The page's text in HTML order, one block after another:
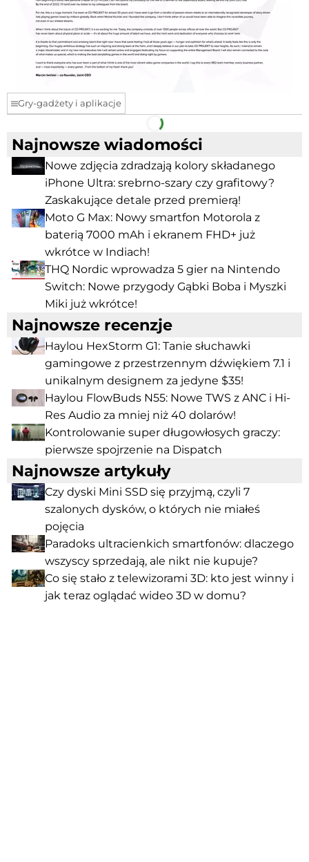
Gry-gadżety i aplikacje
Facebook Telegram
Najnowsze wiadomości
Nowe zdjęcia zdradzają kolory składanego
iPhone Ultra: srebrno-szary czy grafitowy?
Zaskakujące detale przed premierą!
Moto G Max: Nowy smartfon Motorola z
baterią 7000 mAh i ekranem FHD+ już
wkrótce w Indiach!
THQ Nordic wprowadza 5 gier na Nintendo
Switch: Nowe przygody Gąbki Boba i Myszki
Miki już wkrótce!
Najnowsze recenzje
Haylou HexStorm G1: Tanie słuchawki
gamingowe z przestrzennym dźwiękiem 7.1 i
unikalnym designem za jedyne $35!
Haylou FlowBuds N55: Nowe TWS z ANC i Hi-
Res Audio za mniej niż 40 dolarów!
Kontrolowanie super długowłosych graczy:
pierwsze spojrzenie na Dispatch
Najnowsze artykuły
Czy dyski Mini SSD się przyjmą, czyli 7
szalonych dysków, o których nie miałeś
pojęcia
Paradoks ultracienkich smartfonów: dlaczego
wszyscy sprzedają, ale nikt nie kupuje?
Co się stało z telewizorami 3D: kto jest winny i
jak teraz oglądać wideo 3D w domu?